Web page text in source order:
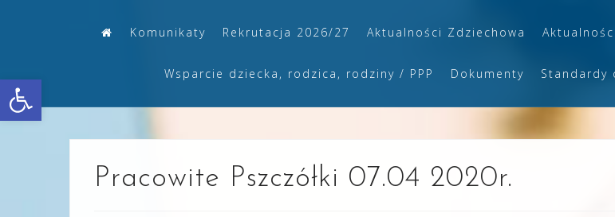
Otwórz pasek narzędzi
Komunikaty Rekrutacja 2026/27 Aktualności Zdziechowa
Wsparcie dziecka, rodzica, rodziny / PPP Dokumenty Standardy
Pracowite Pszczółki 07.04 2020r.